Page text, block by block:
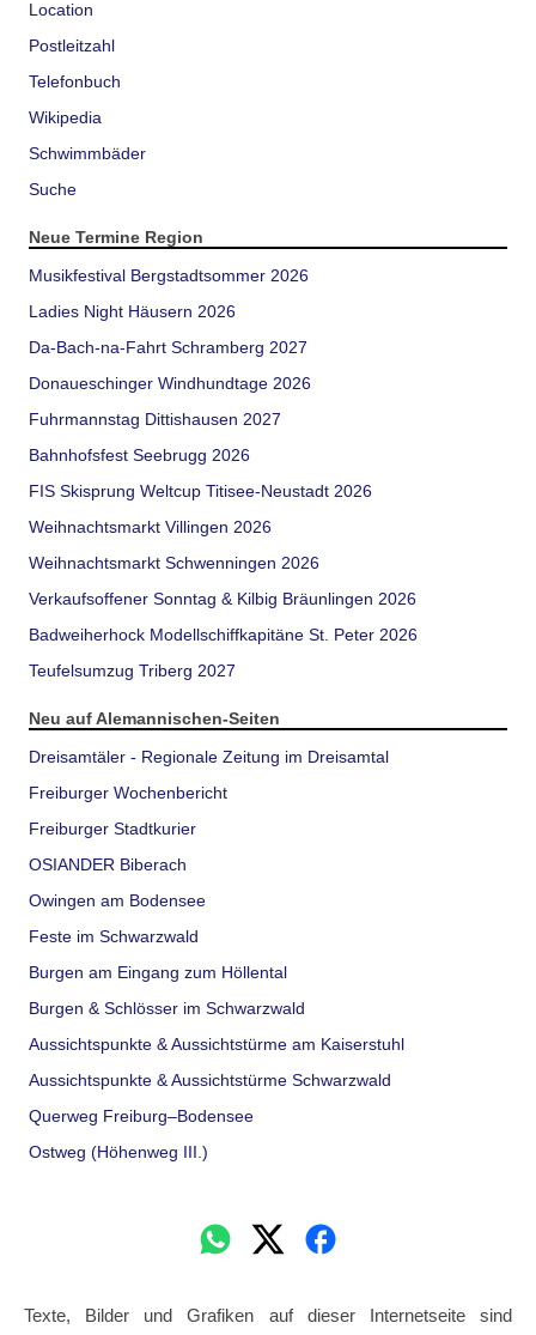
Location
Postleitzahl
Telefonbuch
Wikipedia
Schwimmbäder
Suche
Neue Termine Region
Musikfestival Bergstadtsommer 2026
Ladies Night Häusern 2026
Da-Bach-na-Fahrt Schramberg 2027
Donaueschinger Windhundtage 2026
Fuhrmannstag Dittishausen 2027
Bahnhofsfest Seebrugg 2026
FIS Skisprung Weltcup Titisee-Neustadt 2026
Weihnachtsmarkt Villingen 2026
Weihnachtsmarkt Schwenningen 2026
Verkaufsoffener Sonntag & Kilbig Bräunlingen 2026
Badweiherhock Modellschiffkapitäne St. Peter 2026
Teufelsumzug Triberg 2027
Neu auf Alemannischen-Seiten
Dreisamtäler - Regionale Zeitung im Dreisamtal
Freiburger Wochenbericht
Freiburger Stadtkurier
OSIANDER Biberach
Owingen am Bodensee
Feste im Schwarzwald
Burgen am Eingang zum Höllental
Burgen & Schlösser im Schwarzwald
Aussichtspunkte & Aussichtstürme am Kaiserstuhl
Aussichtspunkte & Aussichtstürme Schwarzwald
Querweg Freiburg–Bodensee
Ostweg (Höhenweg III.)
Texte, Bilder und Grafiken auf dieser Internetseite sind